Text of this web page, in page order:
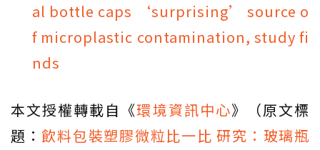
al bottle caps ‘surprising’ source o
f microplastic contamination, study fi
nds
本文授權轉載自《環境資訊中心》（原文標
題：飲料包裝塑膠微粒比一比 研究：玻璃瓶